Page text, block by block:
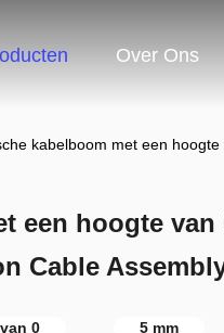
Over Ons
kabelboom met een
een hoogte van
Cable
0
5 mm